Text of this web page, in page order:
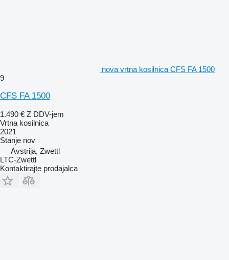
nova vrtna kosilnica CFS FA 1500
9
CFS FA 1500
1.490 € Z DDV-jem
Vrtna kosilnica
2021
Stanje nov
Avstrija, Zwettl
LTC-Zwettl
Kontaktirajte prodajalca